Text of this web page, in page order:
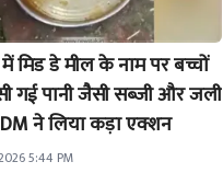
मिड डे मील के नाम पर बच्चों
गई पानी जैसी सब्जी और जली
DM ने लिया कड़ा एक्शन
5:44 PM